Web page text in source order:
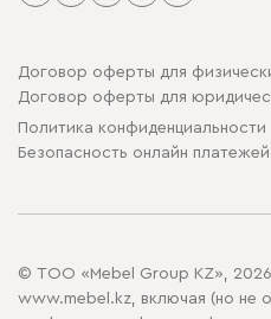
Договор оферты для
Договор оферты для
Политика конфиденциальности
Безопасность онлайн платежей
© ТОО «Mebel Group KZ»,
www.mebel.kz, включая (но не